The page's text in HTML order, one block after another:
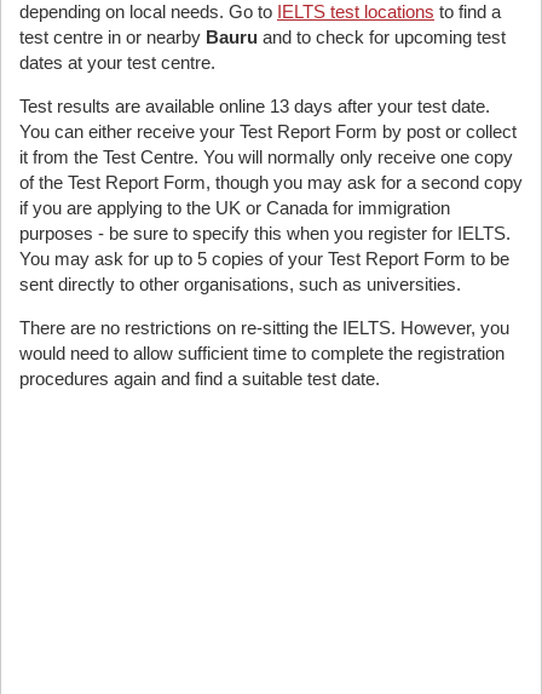
depending on local needs. Go to IELTS test locations to find a
test centre in or nearby Bauru and to check for upcoming test
dates at your test centre.
Test results are available online 13 days after your test date.
You can either receive your Test Report Form by post or collect
it from the Test Centre. You will normally only receive one copy
of the Test Report Form, though you may ask for a second copy
if you are applying to the UK or Canada for immigration
purposes - be sure to specify this when you register for IELTS.
You may ask for up to 5 copies of your Test Report Form to be
sent directly to other organisations, such as universities.
There are no restrictions on re-sitting the IELTS. However, you
would need to allow sufficient time to complete the registration
procedures again and find a suitable test date.